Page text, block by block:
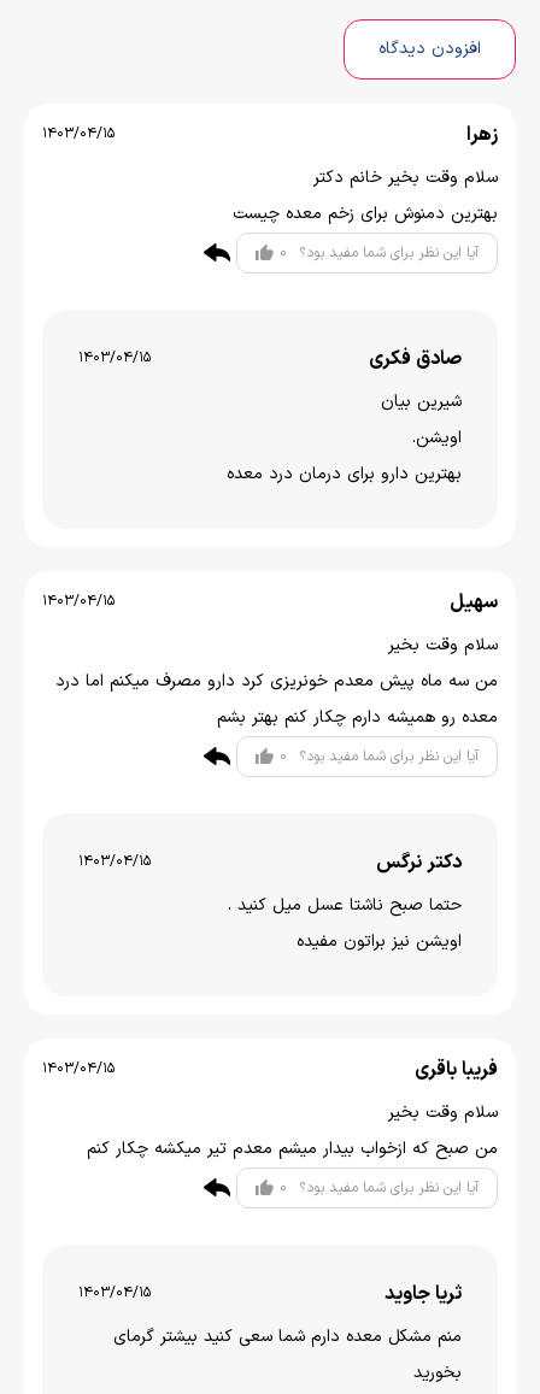
افزودن دیدگاه
زهرا 1403/04/15
سلام وقت بخیر خانم دکتر
بهترین دمنوش برای زخم معده چیست
آیا این نظر برای شما مفید بود؟ 0
صادق فکری 1403/04/15
شیرین بیان
اویشن.
بهترین دارو برای درمان درد معده
سهیل 1403/04/15
سلام وقت بخیر
من سه ماه پیش معدم خونریزی کرد دارو مصرف میکنم اما درد
معده رو همیشه دارم چکار کنم بهتر بشم
آیا این نظر برای شما مفید بود؟ 0
دکتر نرگس 1403/04/15
حتما صبح ناشتا عسل میل کنید .
اویشن نیز براتون مفیده
فریبا باقری 1403/04/15
سلام وقت بخیر
من صبح که ازخواب بیدار میشم معدم تیر میکشه چکار کنم
آیا این نظر برای شما مفید بود؟ 0
ثریا جاوید 1403/04/15
منم مشکل معده دارم شما سعی کنید بیشتر گرمای
بخورید